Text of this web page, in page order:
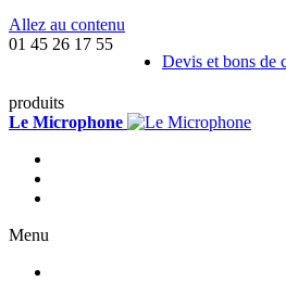
Allez au contenu
01 45 26 17 55
Devis et bons de
produits
Le Microphone
Menu